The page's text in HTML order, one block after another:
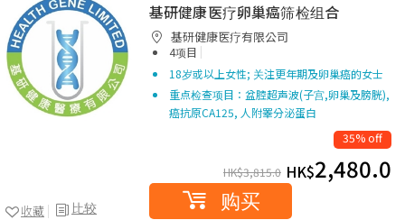
比较
收藏
基研健康医疗卵巢癌筛检组合
基研健康医疗有限公司
4项目 |
18岁或以上女性; 关注更年期及卵巢癌的女士
重点检查项目：盆腔超声波(子宫,卵巢及膀胱),
癌抗原CA125, 人附睪分泌蛋白
35% off
HK$3,815.0 HK$2,480.0
购买